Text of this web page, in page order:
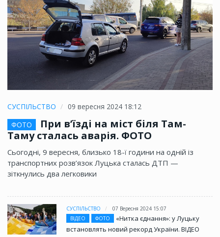
СУСПІЛЬСТВО
09 вересня 2024 18:12
ФОТО
При в’їзді на міст біля Там-
Таму сталась аварія. ФОТО
Сьогодні, 9 вересня, близько 18-ї години на одній із
транспортних розв’язок Луцька сталась ДТП —
зіткнулись два легковики
СУСПІЛЬСТВО
07 Вересня 2024 15:07
ВІДЕО
ФОТО
«Нитка єднання»: у Луцьку
встановлять новий рекорд України. ВІДЕО